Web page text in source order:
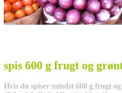
spis 600 g frugt og
Hvis du spiser mindst 600 g frugt